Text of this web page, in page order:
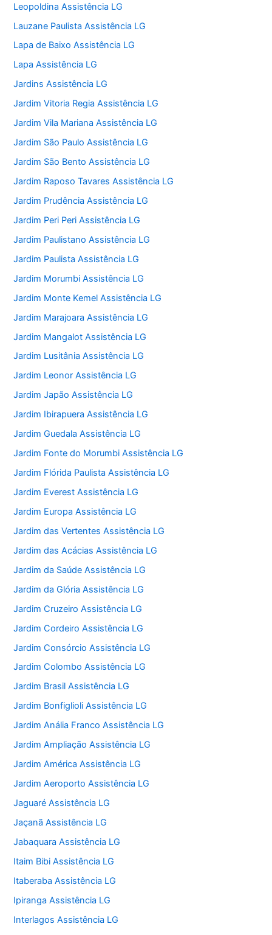
Leopoldina Assistência LG
Lauzane Paulista Assistência LG
Lapa de Baixo Assistência LG
Lapa Assistência LG
Jardins Assistência LG
Jardim Vitoria Regia Assistência LG
Jardim Vila Mariana Assistência LG
Jardim São Paulo Assistência LG
Jardim São Bento Assistência LG
Jardim Raposo Tavares Assistência LG
Jardim Prudência Assistência LG
Jardim Peri Peri Assistência LG
Jardim Paulistano Assistência LG
Jardim Paulista Assistência LG
Jardim Morumbi Assistência LG
Jardim Monte Kemel Assistência LG
Jardim Marajoara Assistência LG
Jardim Mangalot Assistência LG
Jardim Lusitânia Assistência LG
Jardim Leonor Assistência LG
Jardim Japão Assistência LG
Jardim Ibirapuera Assistência LG
Jardim Guedala Assistência LG
Jardim Fonte do Morumbi Assistência LG
Jardim Flórida Paulista Assistência LG
Jardim Everest Assistência LG
Jardim Europa Assistência LG
Jardim das Vertentes Assistência LG
Jardim das Acácias Assistência LG
Jardim da Saúde Assistência LG
Jardim da Glória Assistência LG
Jardim Cruzeiro Assistência LG
Jardim Cordeiro Assistência LG
Jardim Consórcio Assistência LG
Jardim Colombo Assistência LG
Jardim Brasil Assistência LG
Jardim Bonfiglioli Assistência LG
Jardim Anália Franco Assistência LG
Jardim Ampliação Assistência LG
Jardim América Assistência LG
Jardim Aeroporto Assistência LG
Jaguaré Assistência LG
Jaçanã Assistência LG
Jabaquara Assistência LG
Itaim Bibi Assistência LG
Itaberaba Assistência LG
Ipiranga Assistência LG
Interlagos Assistência LG